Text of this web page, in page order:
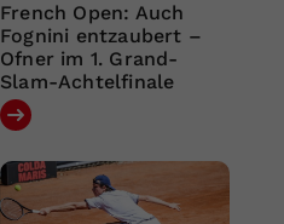
French Open: Auch
Fognini entzaubert –
Ofner im 1. Grand-
Slam-Achtelfinale